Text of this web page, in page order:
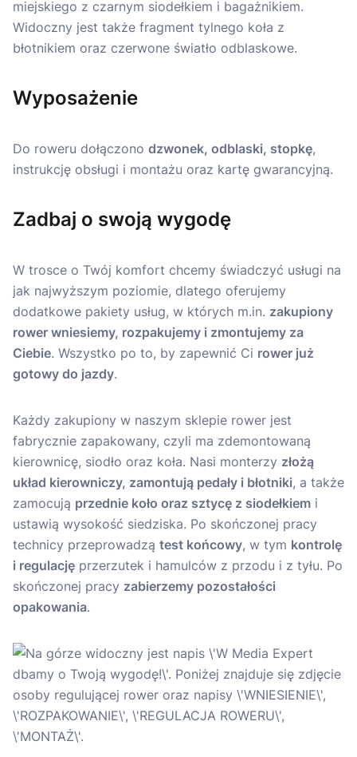
Wyposażenie
Do roweru dołączono dzwonek, odblaski, stopkę,
instrukcję obsługi i montażu oraz kartę gwarancyjną.
Zadbaj o swoją wygodę
W trosce o Twój komfort chcemy świadczyć usługi na
jak najwyższym poziomie, dlatego oferujemy
dodatkowe pakiety usług, w których m.in. zakupiony
rower wniesiemy, rozpakujemy i zmontujemy za
Ciebie. Wszystko po to, by zapewnić Ci rower już
gotowy do jazdy.
Każdy zakupiony w naszym sklepie rower jest
fabrycznie zapakowany, czyli ma zdemontowaną
kierownicę, siodło oraz koła. Nasi monterzy złożą
układ kierowniczy, zamontują pedały i błotniki, a także
zamocują przednie koło oraz sztycę z siodełkiem i
ustawią wysokość siedziska. Po skończonej pracy
technicy przeprowadzą test końcowy, w tym kontrolę
i regulację przerzutek i hamulców z przodu i z tyłu. Po
skończonej pracy zabierzemy pozostałości
opakowania.